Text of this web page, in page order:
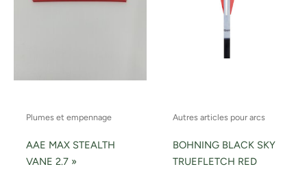
Plumes et empennage
AAE MAX STEALTH
VANE 2.7 »
Autres articles pour arcs
BOHNING BLACK SKY
TRUEFLETCH RED